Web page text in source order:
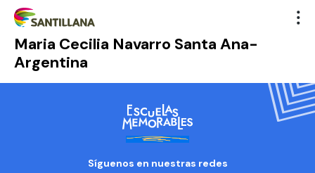
Maria Cecilia Navarro Santa Ana-
Argentina
Síguenos en nuestras redes